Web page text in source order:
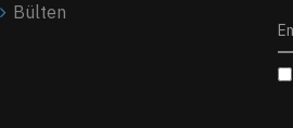
Bülten